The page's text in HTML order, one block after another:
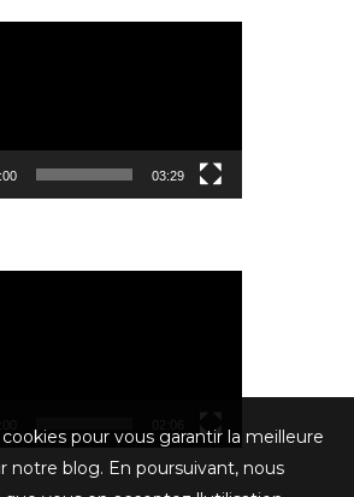
03:29
pour vous garantir la meilleure
notre blog. En poursuivant, nous